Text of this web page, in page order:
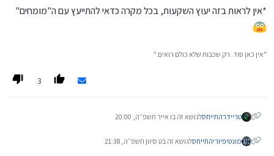
*אין לראות בזה יעוץ השקעות, בכל מקרה כדאי להתייעץ עם ה"מומחים"
"אין כאן סוד. רק שכבות שלא כולם רואים."
3
טריידרהתייחסלנושא זה בו אייר תשפ״ה, 20:00
מונטיפיוריהתייחסלנושא זה בט סיוון תשפ״ה, 21:38